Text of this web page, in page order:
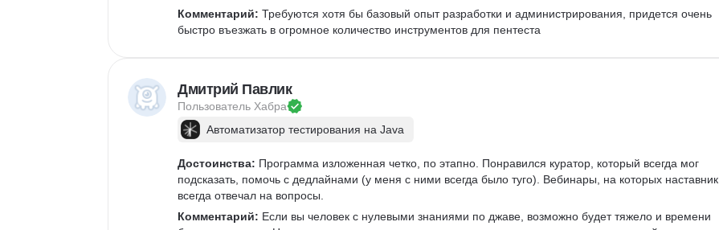
Комментарий: Требуются хотя бы базовый опыт разработки и администрирования, придется очень
быстро въезжать в огромное количество инструментов для пентеста
Дмитрий Павлик
Пользователь Хабра
Автоматизатор тестирования на Java
Достоинства: Программа изложенная четко, по этапно. Понравился куратор, который всегда мог
подсказать, помочь с дедлайнами (у меня с ними всегда было туго). Вебинары, на которых наставник
всегда отвечал на вопросы.
Комментарий: Если вы человек с нулевыми знаниями по джаве, возможно будет тяжело и времени